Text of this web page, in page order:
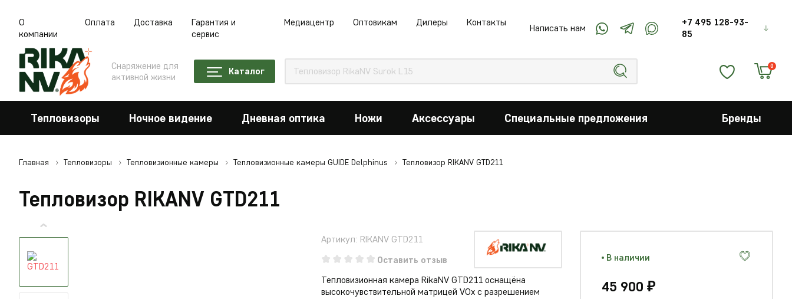
О
компании
Оплата Доставка
Гарантия и
сервис
Медиацентр Оптовикам Дилеры Контакты
Написать нам
+7 495 128-93-
85
Снаряжение для
активной жизни
Каталог 0
Тепловизоры Ночное видение Дневная оптика Ножи Аксессуары Специальные предложения Бренды
Главная Тепловизоры Тепловизионные камеры Тепловизионные камеры GUIDE Delphinus Тепловизор RIKANV GTD211
Тепловизор RIKANV GTD211
Артикул: RIKANV GTD211
Оставить отзыв
Тепловизионная камера RikaNV GTD211 оснащёна
высокочувствительной матрицей VOx с разрешением
В наличии
45 900 ₽